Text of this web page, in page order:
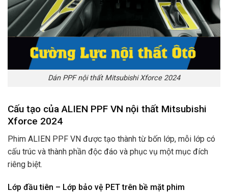
Dán PPF nội thất Mitsubishi Xforce 2024
Cấu tạo của ALIEN PPF VN nội thất Mitsubishi
Xforce 2024
Phim ALIEN PPF VN được tạo thành từ bốn lớp, mỗi lớp có
cấu trúc và thành phần độc đáo và phục vụ một mục đích
riêng biệt.
Lớp đầu tiên – Lớp bảo vệ PET trên bề mặt phim